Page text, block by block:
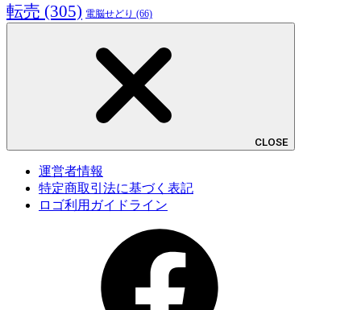
転売 (305) 電脳せどり (66)
CLOSE
運営者情報
特定商取引法に基づく表記
ロゴ利用ガイドライン